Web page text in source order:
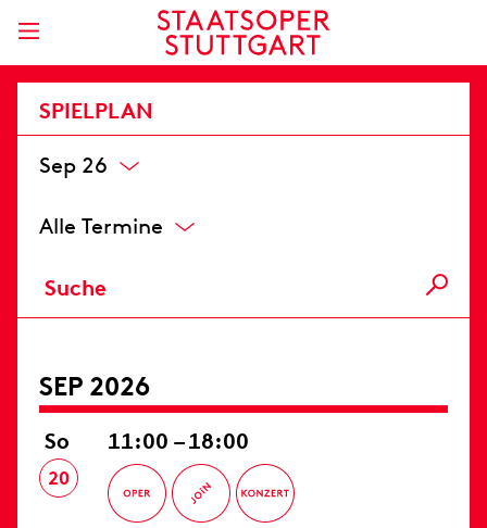
SPIELPLAN
Sep 26
Alle Termine
SEP 2026
So
20
11:00 – 18:00